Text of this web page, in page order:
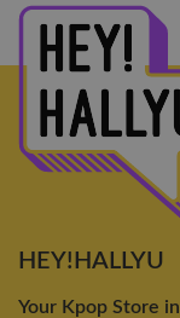
HEY!HALLYU
Your Kpop Store